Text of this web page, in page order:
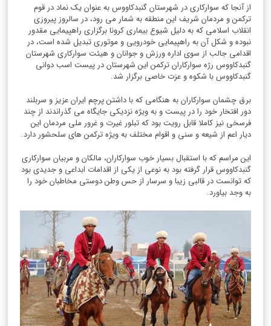
از آنجا که سوارکاری در شهرستان گنبدکاووس به عنوان یک نماد در قوم
ترکمن و مردمان شریف این منطقه به شمار می رود، در سالروز پیروزی
انقلاب اسلامی که به دلیل شیوع بیماری کرونا برگزاری راهپیمایی مقدور
نبوده و شکل آن به راهپیمایی خودرویی و موتوری تبدیل شده است، در
اقدامی جالب از سوی اداره ورزش و جوانان و هیئت سوارکاری شهرستان
گنبدکاووس رژه سوارکاران ترکمن این شهرستان در پیست اسب دوانی
گنبدکاووس با شکوه و عزت خاصی برگزار شد.
برق چشمان سوارکاران به هنگامی که با داشتن پرچم ایران عزیز و سربلند
دور افتخار خود را در پیست و به ویژه نزدیکی جایگاه می گذراندند از چند
فرسخی نیز کاملا قابل رویت بود که تبلور غیرت و غرور ملی مردمان این
دیار اعم از شیعه و سنی و اقوام مختلف به ویژه ترکمن های سلحشور دارد.
این مراسم که با استقبال بسیار خوب سوارکاران، مالکان و مربیان سوارکاری
گنبدکاووس قرار گرفته بود به نوعی از یکی از اقدامات ابداعی و جدیدی بود
که توانست در قالبی زیبا و سرسار از حس وطن دوستی مخاطبان خود را
به وجد بیاورد.